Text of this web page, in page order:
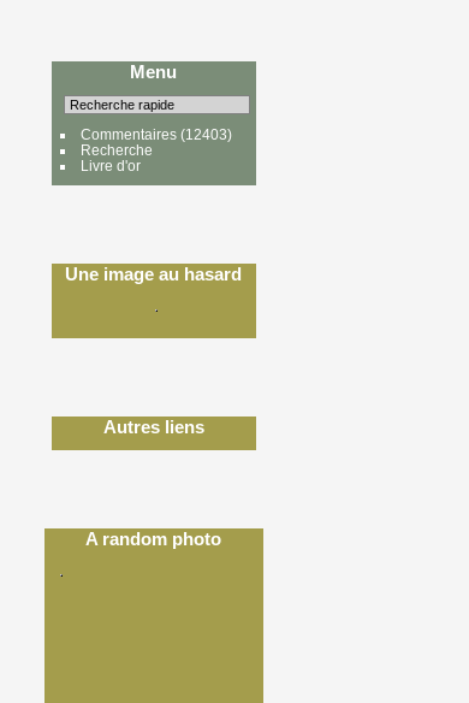
Menu
Commentaires(12403)
Recherche
Livre d'or
Une image au hasard
Autres liens
A random photo